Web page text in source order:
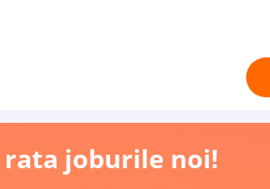
rata joburile noi!